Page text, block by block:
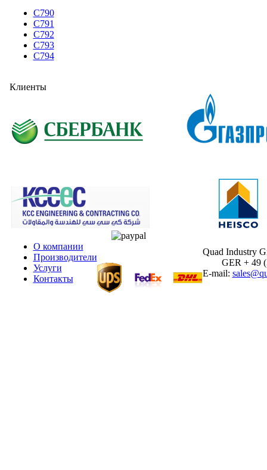
C790
C791
C792
C793
C794
Клиенты
О компании
Производители
Услуги
Контакты
Quad Industry
GER + 49
E-mail: